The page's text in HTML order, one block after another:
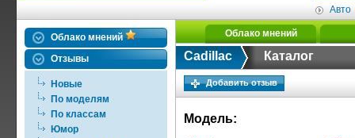
Авто
Облако мнений
Отзывы
Новые
По моделям
По классам
Юмор
Облако мнений
Cadillac Каталог
Добавить отзыв
Модель: